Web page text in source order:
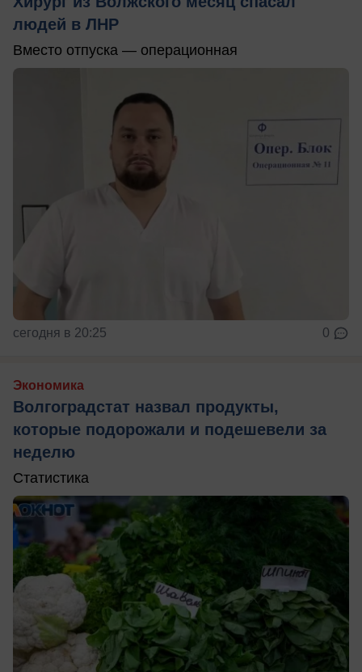
людей в ЛНР
Вместо отпуска — операционная
сегодня в 20:25 0
Экономика
Волгоградстат назвал продукты,
которые подорожали и подешевели за
неделю
Статистика